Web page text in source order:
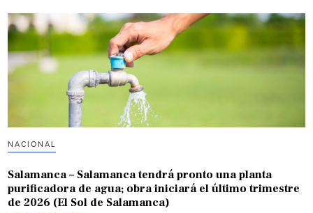
NACIONAL
Salamanca – Salamanca tendrá pronto una planta
purificadora de agua; obra iniciará el último trimestre
de 2026 (El Sol de Salamanca)